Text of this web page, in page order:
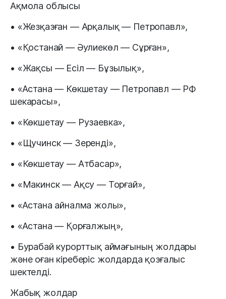
Ақмола облысы
• «Жезқазған — Арқалық — Петропавл»,
• «Қостанай — Әулиекөл — Сұрған»,
• «Жақсы — Есіл — Бұзылық»,
• «Астана — Көкшетау — Петропавл — РФ
шекарасы»,
• «Көкшетау — Рузаевка»,
• «Щучинск — Зеренді»,
• «Көкшетау — Атбасар»,
• «Макинск — Ақсу — Торғай»,
• «Астана айналма жолы»,
• «Астана — Қорғалжың»,
• Бурабай курорттық аймағының жолдары
және оған кіреберіс жолдарда қозғалыс
шектелді.
Жабық жолдар